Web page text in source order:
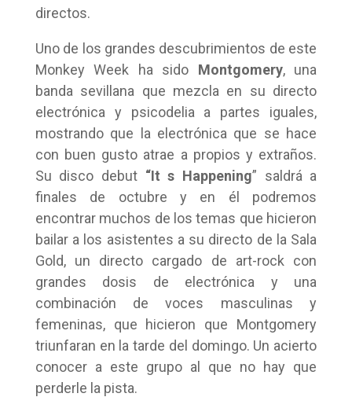
directos.
Uno de los grandes descubrimientos de este
Monkey Week ha sido Montgomery, una
banda sevillana que mezcla en su directo
electrónica y psicodelia a partes iguales,
mostrando que la electrónica que se hace
con buen gusto atrae a propios y extraños.
Su disco debut “It s Happening” saldrá a
finales de octubre y en él podremos
encontrar muchos de los temas que hicieron
bailar a los asistentes a su directo de la Sala
Gold, un directo cargado de art-rock con
grandes dosis de electrónica y una
combinación de voces masculinas y
femeninas, que hicieron que Montgomery
triunfaran en la tarde del domingo. Un acierto
conocer a este grupo al que no hay que
perderle la pista.